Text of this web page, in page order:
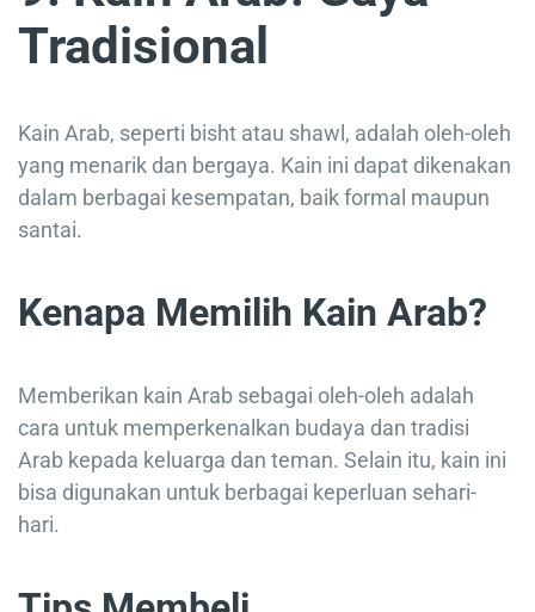
Tradisional
Kain Arab, seperti bisht atau shawl, adalah oleh-oleh
yang menarik dan bergaya. Kain ini dapat dikenakan
dalam berbagai kesempatan, baik formal maupun
santai.
Kenapa Memilih Kain Arab?
Memberikan kain Arab sebagai oleh-oleh adalah
cara untuk memperkenalkan budaya dan tradisi
Arab kepada keluarga dan teman. Selain itu, kain ini
bisa digunakan untuk berbagai keperluan sehari-
hari.